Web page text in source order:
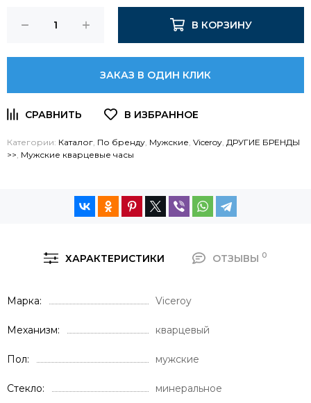
В КОРЗИНУ
ЗАКАЗ В ОДИН КЛИК
Категории: Каталог По бренду Мужские Viceroy ДРУГИЕ БРЕНДЫ
>> Мужские кварцевые часы
ХАРАКТЕРИСТИКИ ОТЗЫВЫ 0
Марка Viceroy
Механизм кварцевый
Пол мужские
Стекло минеральное